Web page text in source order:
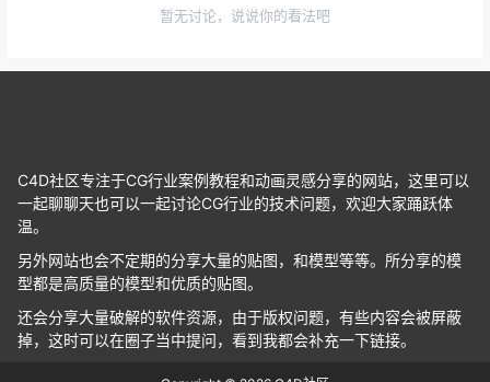
暂无讨论，说说你的看法吧
C4D社区专注于CG行业案例教程和动画灵感分享的网站，这里可以
一起聊聊天也可以一起讨论CG行业的技术问题，欢迎大家踊跃体
温。
另外网站也会不定期的分享大量的贴图，和模型等等。所分享的模
型都是高质量的模型和优质的贴图。
还会分享大量破解的软件资源，由于版权问题，有些内容会被屏蔽
掉，这时可以在圈子当中提问，看到我都会补充一下链接。